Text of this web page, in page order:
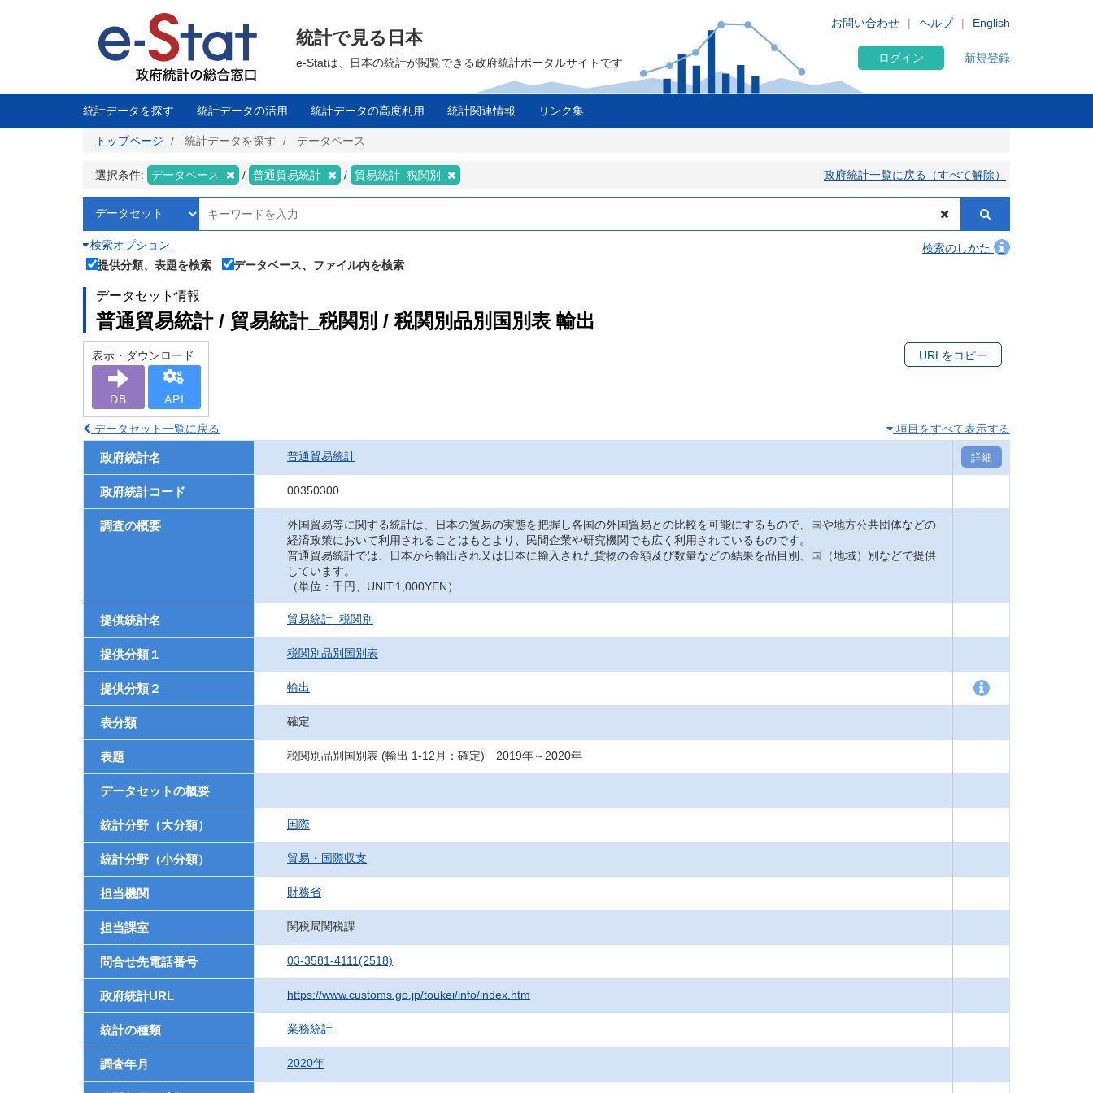
に
English
お問い合わせ ヘルプ
統計で見る日本
e-Statは、日本の統計が閲覧できる政府統計ポータルサイトです ログイン 新規登録
統計データを探す 統計データの活用 統計データの高度利用 統計関連情報 リンク集
トップページ 統計データを探す データベース
選択条件: データベース 普通貿易統計 貿易統計_税関別 政府統計一覧に戻る（すべて解除）
検索オプション
検索のしかた
提供分類、表題を検索
データベース、ファイル内を検索
データセット情報
普通貿易統計 / 貿易統計_税関別 / 税関別品別国別表 輸出
表示・ダウンロード
DB API
URLをコピー
データセット一覧に戻る 項目をすべて表示する
政府統計名 普通貿易統計 詳細
政府統計コード 00350300
調査の概要
外国貿易等に関する統計は、日本の貿易の実態を把握し各国の外国貿易との比較を可能にするもので、国や地方公共団体などの
経済政策において利用されることはもとより、民間企業や研究機関でも広く利用されているものです。
普通貿易統計では、日本から輸出され又は日本に輸入された貨物の金額及び数量などの結果を品目別、国（地域）別などで提供
しています。
（単位：千円、UNIT:1,000YEN）
提供統計名 貿易統計_税関別
提供分類１ 税関別品別国別表
提供分類２ 輸出
表分類 確定
表題 税関別品別国別表 (輸出 1-12月：確定) 2019年～2020年
データセットの概要
統計分野（大分類） 国際
統計分野（小分類） 貿易・国際収支
担当機関 財務省
担当課室 関税局関税課
問合せ先電話番号 03-3581-4111(2518)
政府統計URL https://www.customs.go.jp/toukei/info/index.htm
統計の種類 業務統計
調査年月 2020年